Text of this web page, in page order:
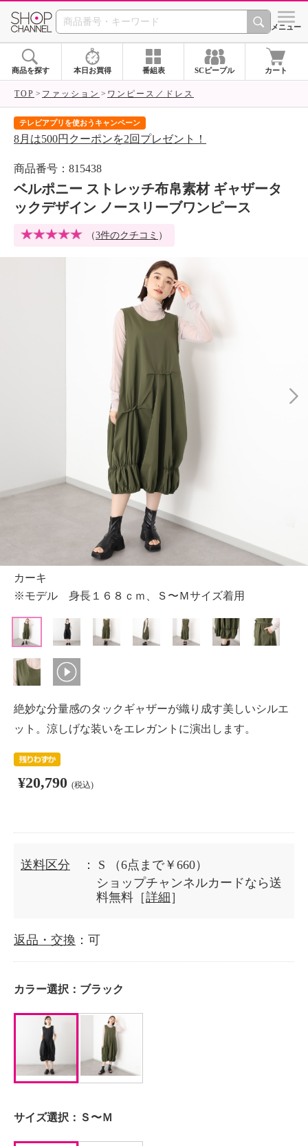
SHOP CHANNEL シメニュー
商品を探す 本日お買得 番組表 SCピープル カート
TOP ファッション ワンピース／ドレス
テレビアプリを使おうキャンペーン
8月は500円クーポンを2回プレゼント！
商品番号：815438
ベルポニー ストレッチ布帛素材 ギャザータ
ックデザイン ノースリーブワンピース
（3件のクチコミ ）
カーキ
※モデル 身長１６８ｃｍ、Ｓ〜Ｍサイズ着用
絶妙な分量感のタックギャザーが織り成す美しいシルエ
ット。涼しげな装いをエレガントに演出します。
¥20,790 (税込)
送料区分 ： S
（6点まで￥660）
ショップチャンネルカードなら送
料無料［詳細 ］
返品・交換 ：可
カラー選択： ブラック
サイズ選択： Ｓ〜Ｍ